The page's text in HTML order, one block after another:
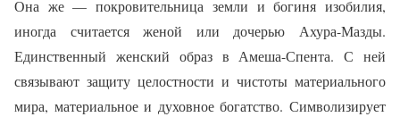
Она же — покровительница земли и богиня изобилия,
иногда считается женой или дочерью Ахура-Мазды.
Единственный женский образ в Амеша-Спента. С ней
связывают защиту целостности и чистоты материального
мира, материальное и духовное богатство. Символизирует